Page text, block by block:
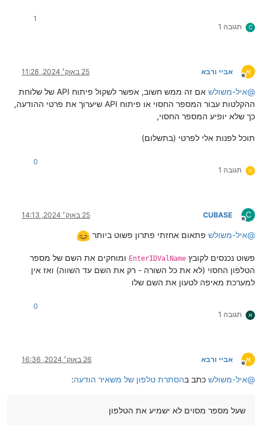
C תגובה 1
1
א
מנותק
אביי ורבא 25 באוק׳ 2024, 11:28
@איל-משולש
אם זה ממש חשוב, אפשר לשקול פיתוח API של שלוחת
ההקלטות עבור המספר החסוי או פיתוח API שיערוך את פרטי ההודעה,
כך שלא יופיע המספר החסוי,
תוכל לפנות אלי לפרטי (בתשלום)
א תגובה 1
0
C
מנותק
CUBASE 25 באוק׳ 2024, 14:13
@איל-משולש פתאום אחזתי פתרון פשוט ביותר
פשוט נכנסים לקובץ EnterIDValName ומוחקים את השם של מספר
הטלפון החסוי (לא את כל השורה - רק את השם עד השווה) ואז אין
למערכת מאיפה לטעון את השם שלו
א תגובה 1
0
א
מנותק
אביי ורבא 26 באוק׳ 2024, 16:36
@איל-משולש כתב בהסתרת טלפון של משאיר הודעה:
שעל מספר מסוים לא ישמיע את הטלפון